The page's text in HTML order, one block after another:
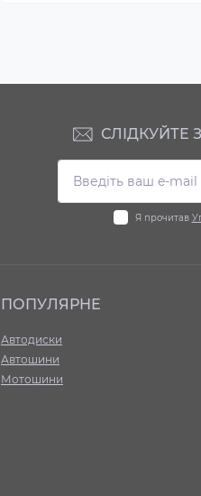
СЛІДКУЙТЕ
Я прочитав
ПОПУЛЯРНЕ
Автодиски
Автошини
Мотошини